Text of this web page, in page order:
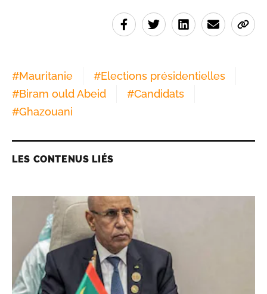
#Mauritanie #Elections présidentielles
#Biram ould Abeid #Candidats
#Ghazouani
LES CONTENUS LIÉS